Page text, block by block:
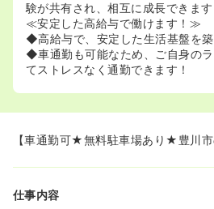
験が共有され、相互に成長できます
≪安定した高給与で働けます！≫
◆高給与で、安定した生活基盤を築
◆車通勤も可能なため、ご自身の
てストレスなく通勤できます！
【車通勤可★無料駐車場あり★豊川市
仕事内容